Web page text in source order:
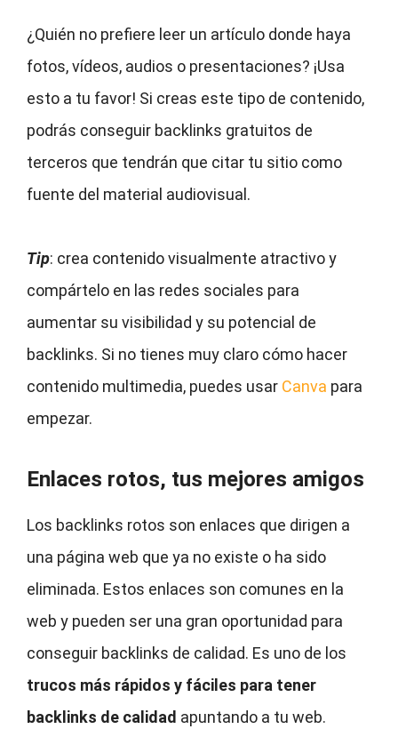
¿Quién no prefiere leer un artículo donde haya
fotos, vídeos, audios o presentaciones? ¡Usa
esto a tu favor! Si creas este tipo de contenido,
podrás conseguir backlinks gratuitos de
terceros que tendrán que citar tu sitio como
fuente del material audiovisual.
Tip: crea contenido visualmente atractivo y
compártelo en las redes sociales para
aumentar su visibilidad y su potencial de
backlinks. Si no tienes muy claro cómo hacer
contenido multimedia, puedes usar Canva para
empezar.
Enlaces rotos, tus mejores amigos
Los backlinks rotos son enlaces que dirigen a
una página web que ya no existe o ha sido
eliminada. Estos enlaces son comunes en la
web y pueden ser una gran oportunidad para
conseguir backlinks de calidad. Es uno de los
trucos más rápidos y fáciles para tener
backlinks de calidad apuntando a tu web.